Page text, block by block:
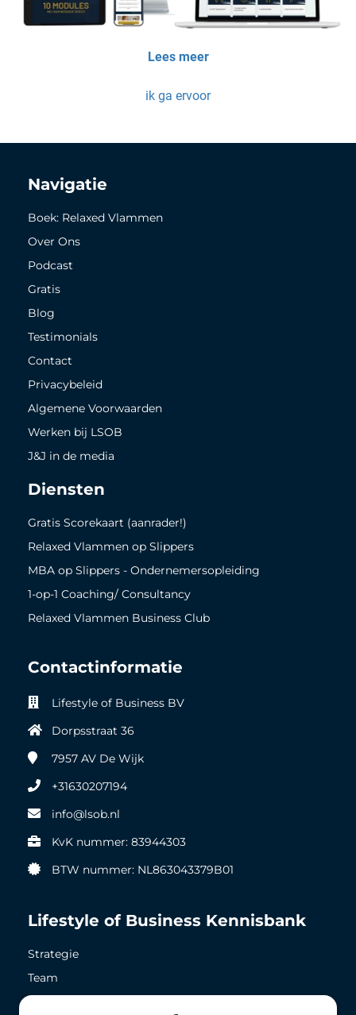
Lees meer
ik ga ervoor
Navigatie
Boek: Relaxed Vlammen
Over Ons
Podcast
Gratis
Blog
Testimonials
Contact
Privacybeleid
Algemene Voorwaarden
Werken bij LSOB
J&J in de media
Diensten
Gratis Scorekaart (aanrader!)
Relaxed Vlammen op Slippers
MBA op Slippers - Ondernemersopleiding
1-op-1 Coaching/ Consultancy
Relaxed Vlammen Business Club
Contactinformatie
Lifestyle of Business BV
Dorpsstraat 36
7957 AV De Wijk
+31630207194
info@lsob.nl
KvK nummer: 83944303
BTW nummer: NL863043379B01
Lifestyle of Business Kennisbank
Strategie
Team